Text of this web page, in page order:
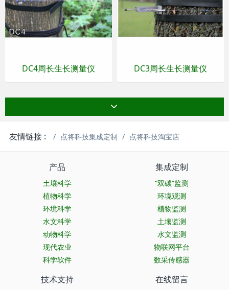
DC4周长生长测量仪 DC3周长生长测量仪
友情链接 : 点将科技集成定制 点将科技淘宝店
产品
土壤科学
植物科学
环境科学
水文科学
动物科学
现代农业
科学软件
集成定制
“双碳”监测
环境观测
植物监测
土壤监测
水文监测
物联网平台
数采传感器
技术支持 在线留言